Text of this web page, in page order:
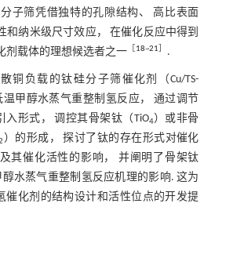
子筛凭借独特的孔隙结构、 高比表面
和纳米级尺寸效应， 在催化反应中得到
剂载体的理想候选者之一［ 18~21 .
铜负载的钛硅分子筛催化剂（Cu/TS-
温甲醇水蒸气重整制氢反应， 通过调节
入形式， 调控其骨架钛（TiO4）或非骨
）的形成， 探讨了钛的存在形式对催化
其催化活性的影响， 并阐明了骨架钛
水蒸气重整制氢反应机理的影响. 这为
催化剂的结构设计和活性位点的开发提